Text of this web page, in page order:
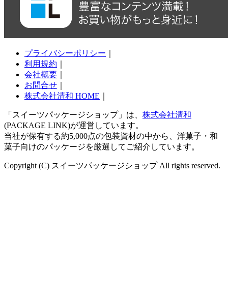
プライバシーポリシー
利用規約
会社概要
お問合せ
株式会社清和 HOME
「スイーツパッケージショップ」は、 株式会社清和
(PACKAGE LINK)が運営しています。
当社が保有する約5,000点の包装資材の中から、洋菓子・和
菓子向けのパッケージを厳選してご紹介しています。
Copyright (C) スイーツパッケージショップ All rights reserved.